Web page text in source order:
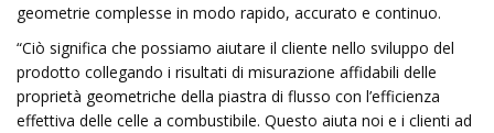
geometrie complesse in modo rapido, accurato e continuo.
“Ciò significa che possiamo aiutare il cliente nello sviluppo del
prodotto collegando i risultati di misurazione affidabili delle
proprietà geometriche della piastra di flusso con l’efficienza
effettiva delle celle a combustibile. Questo aiuta noi e i clienti ad